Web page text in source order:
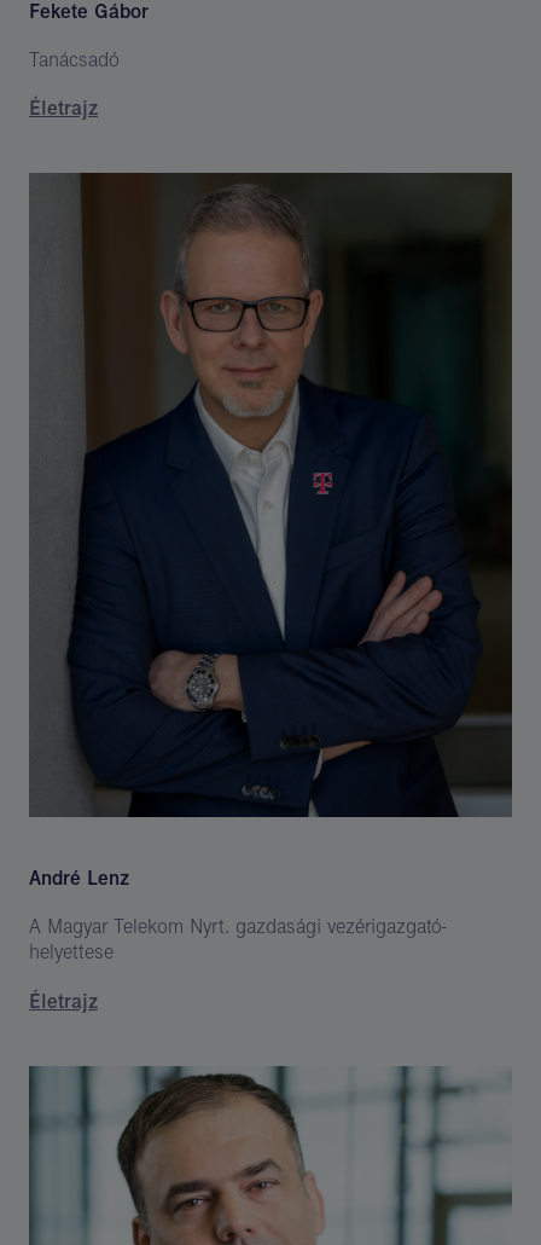
Fekete Gábor
Tanácsadó
Életrajz
André Lenz
A Magyar Telekom Nyrt. gazdasági vezérigazgató-
helyettese
Életrajz